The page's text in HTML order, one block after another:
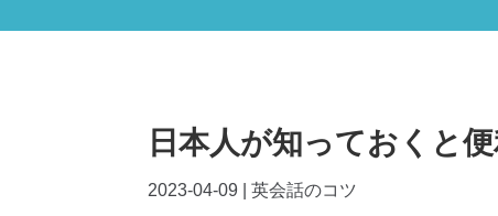
日本人が知っておくと
2023-04-09 |英会話のコツ